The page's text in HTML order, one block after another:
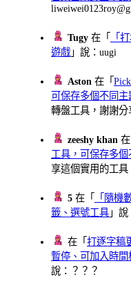
Tugy 在「
「
遊戲 」說：uugi
Aston 在「
可保存多個不同主
轉盤工具，謝謝分
zeeshy khan
工具，可保存多個
享這個實用的工具
5 在「
「隨機
籤、選號工具 」說
在「打逐字稿
暫停、可加入時
說：？？？